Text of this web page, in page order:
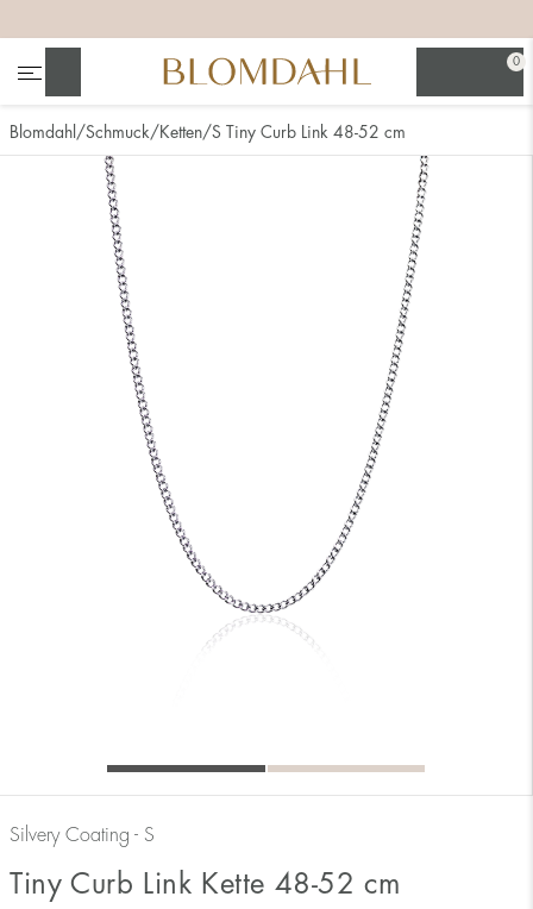
0
Nasenschmuck
Blomdahl Schmuck Ketten S Tiny Curb Link 48-52 cm
Silvery Coating - S
Tiny Curb Link Kette 48-52 cm